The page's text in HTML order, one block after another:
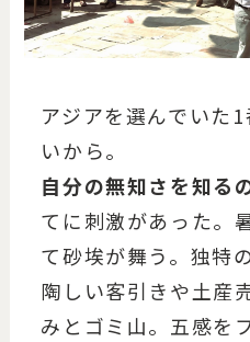
アジアを選んでいた
いから。
自分の無知さを知る
てに刺激があった。
て砂埃が舞う。独特
陶しい客引きや土産
みとゴミ山。五感を